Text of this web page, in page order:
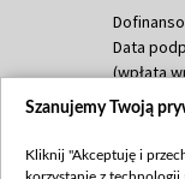
Data
(wpłata
(wpłata
Szanujemy Twoją
Kliknij "Akceptuję i